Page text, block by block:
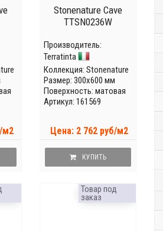
м2
Stonenature Cave
TTSN0236W
Производитель:
Terratinta
Коллекция: Stonenature
Размер: 300x600 мм
Поверхность: матовая
Артикул: 161569
Цена: 2 762 руб/м2
КУПИТЬ
Товар под
заказ